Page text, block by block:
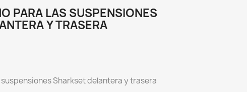
PARA LAS SUSPENSIONES
Y TRASERA
Sharkset delantera y trasera